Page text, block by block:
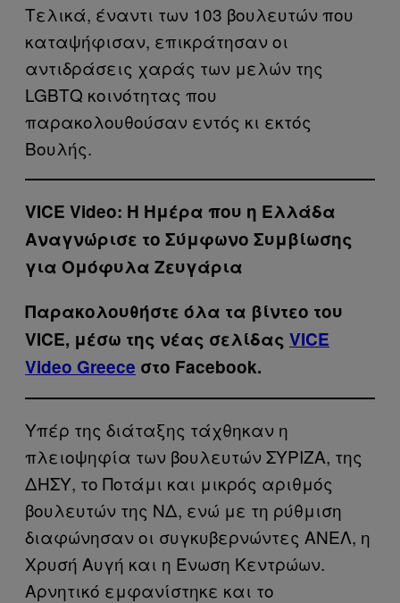
Τελικά, έναντι των 103 βουλευτών που
καταψήφισαν, επικράτησαν οι
αντιδράσεις χαράς των μελών της
LGBTQ κοινότητας που
παρακολουθούσαν εντός κι εκτός
Βουλής.
VICE Video: Η Ημέρα που η Ελλάδα
Αναγνώρισε το Σύμφωνο Συμβίωσης
για Ομόφυλα Ζευγάρια
Παρακολουθήστε όλα τα βίντεo του
VICE, μέσω της νέας σελίδας VICE
Video Greece στο Facebook.
Υπέρ της διάταξης τάχθηκαν η
πλειοψηφία των βουλευτών ΣΥΡΙΖΑ, της
ΔΗΣΥ, το Ποτάμι και μικρός αριθμός
βουλευτών της ΝΔ, ενώ με τη ρύθμιση
διαφώνησαν οι συγκυβερνώντες ΑΝΕΛ, η
Χρυσή Αυγή και η Ένωση Κεντρώων.
Αρνητικό εμφανίστηκε και το